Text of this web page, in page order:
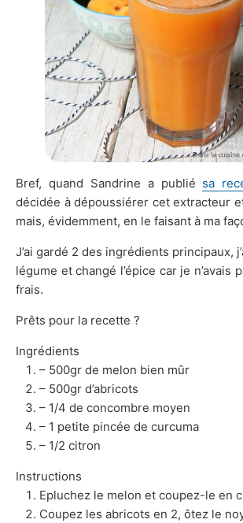
Bref, quand Sandrine a publié sa
décidée à dépoussiérer cet extracteur
mais, évidemment, en le faisant à ma
J’ai gardé 2 des ingrédients principaux,
légume et changé l’épice car je n’avais
frais.
Prêts pour la recette ?
Ingrédients
– 500gr de melon bien mûr
– 500gr d’abricots
– 1/4 de concombre moyen
– 1 petite pincée de curcuma
– 1/2 citron
Instructions
Epluchez le melon et coupez-le en
Coupez les abricots en 2, ôtez le